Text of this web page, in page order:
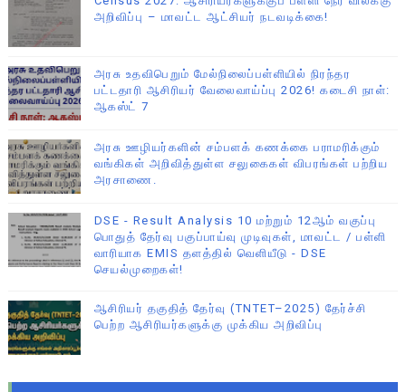
அறிவிப்பு – மாவட்ட ஆட்சியர் நடவடிக்கை!
அரசு உதவிபெறும் மேல்நிலைப்பள்ளியில் நிரந்தர
பட்டதாரி ஆசிரியர் வேலைவாய்ப்பு 2026! கடைசி நாள்:
ஆகஸ்ட் 7
அரசு ஊழியர்களின் சம்பளக் கணக்கை பராமரிக்கும்
வங்கிகள் அறிவித்துள்ள சலுகைகள் விபரங்கள் பற்றிய
அரசாணை.
DSE - Result Analysis 10 மற்றும் 12ஆம் வகுப்பு
பொதுத் தேர்வு பகுப்பாய்வு முடிவுகள், மாவட்ட / பள்ளி
வாரியாக EMIS தளத்தில் வெளியீடு - DSE
செயல்முறைகள்!
ஆசிரியர் தகுதித் தேர்வு (TNTET–2025) தேர்ச்சி
பெற்ற ஆசிரியர்களுக்கு முக்கிய அறிவிப்பு